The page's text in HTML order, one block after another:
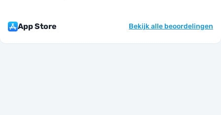
App Store Bekijk alle beoordelingen